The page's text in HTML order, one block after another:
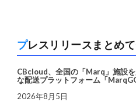
プレスリリースまとめ
CBcloud、全国の「Marq」施設
な配送プラットフォーム「
2026年8月5日